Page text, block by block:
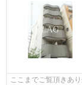
ここまでご覧頂きあ